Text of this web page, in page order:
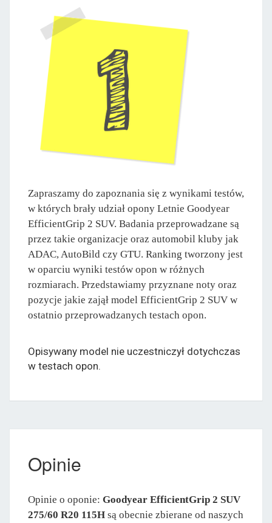
Zapraszamy do zapoznania się z wynikami testów,
w których brały udział opony Letnie Goodyear
EfficientGrip 2 SUV. Badania przeprowadzane są
przez takie organizacje oraz automobil kluby jak
ADAC, AutoBild czy GTU. Ranking tworzony jest
w oparciu wyniki testów opon w różnych
rozmiarach. Przedstawiamy przyznane noty oraz
pozycje jakie zajął model EfficientGrip 2 SUV w
ostatnio przeprowadzanych testach opon.
Opisywany model nie uczestniczył dotychczas
w testach opon.
Opinie
Opinie o oponie: Goodyear EfficientGrip 2 SUV
275/60 R20 115H są obecnie zbierane od naszych